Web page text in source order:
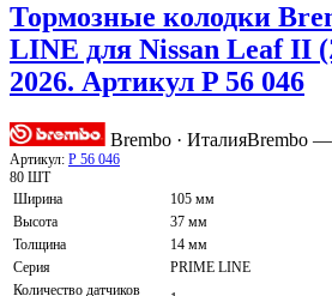
Тормозные колодки
LINE для Nissan Leaf II
2026. Артикул P 56 046
Brembo · ИталияBrembo —
Артикул: P 56 046
80 ШТ
Ширина
105 мм
Высота
37 мм
Толщина
14 мм
Серия
PRIME LINE
Количество датчиков